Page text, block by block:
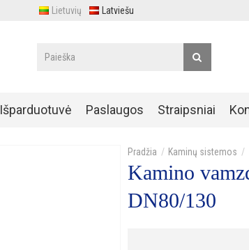
Lietuvių Latviešu
Išparduotuvė Paslaugos Straipsniai
Kaminų sistemos
Kamino
DN80/130